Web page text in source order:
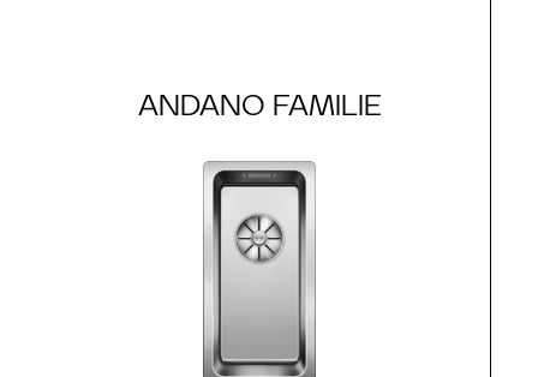
ANDANO FAMILIE